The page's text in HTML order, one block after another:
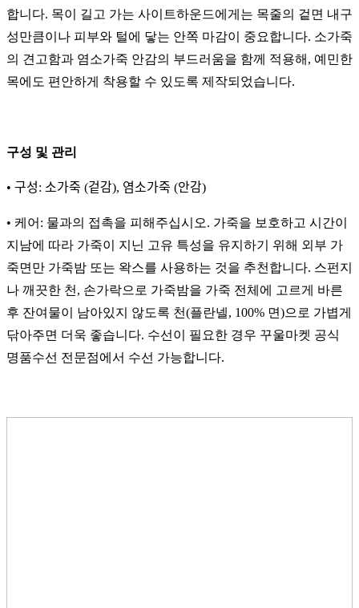
합니다. 목이 길고 가는 사이트하운드에게는 목줄의 겉면 내구
성만큼이나 피부와 털에 닿는 안쪽 마감이 중요합니다. 소가죽
의 견고함과 염소가죽 안감의 부드러움을 함께 적용해, 예민한
목에도 편안하게 착용할 수 있도록 제작되었습니다.
구성 및 관리
• 구성: 소가죽 (겉감), 염소가죽 (안감)
• 케어: 물과의 접촉을 피해주십시오. 가죽을 보호하고 시간이
지남에 따라 가죽이 지닌 고유 특성을 유지하기 위해 외부 가
죽면만 가죽밤 또는 왁스를 사용하는 것을 추천합니다. 스펀지
나 깨끗한 천, 손가락으로 가죽밤을 가죽 전체에 고르게 바른
후 잔여물이 남아있지 않도록 천(플란넬, 100% 면)으로 가볍게
닦아주면 더욱 좋습니다. 수선이 필요한 경우 꾸울마켓 공식
명품수선 전문점에서 수선 가능합니다.